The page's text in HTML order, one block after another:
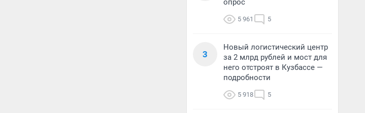
опрос
5 961 5
3
Новый логистический центр
за 2 млрд рублей и мост для
него отстроят в Кузбассе —
подробности
5 918 5